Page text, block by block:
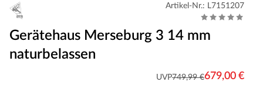
Artikel-Nr.: L7151207
Gerätehaus Merseburg 3 14 mm
naturbelassen
UVP749,99 €679,00 €